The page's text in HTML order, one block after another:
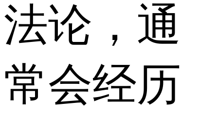
法论，通
常会经历